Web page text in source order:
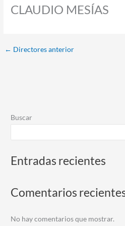
CLAUDIO MESÍAS
← Directores anterior
Buscar
Entradas recientes
Comentarios
No hay comentarios que mostrar.